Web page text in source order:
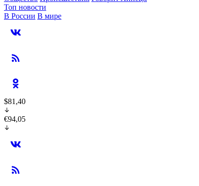
Топ новости
В России В мире
$81,40
€94,05